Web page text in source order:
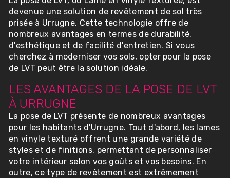
devenue une solution de revêtement de sol très
prisée à Urrugne. Cette technologie offre de
nombreux avantages en termes de durabilité,
d'esthétique et de facilité d'entretien. Si vous
cherchez à moderniser vos sols, opter pour la pose
de LVT peut être la solution idéale.
LES AVANTAGES DE LA POSE DE LVT
À URRUGNE
La pose de LVT présente de nombreux avantages
pour les habitants d'Urrugne. Tout d'abord, les lames
en vinyle texturé offrent une grande variété de
styles et de finitions, permettant de personnaliser
votre intérieur selon vos goûts et vos besoins. En
outre, ce type de revêtement est extrêmement